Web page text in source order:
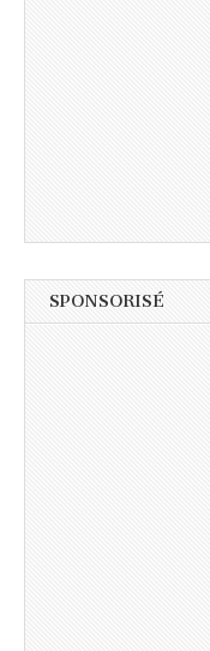
SPONSORISÉ